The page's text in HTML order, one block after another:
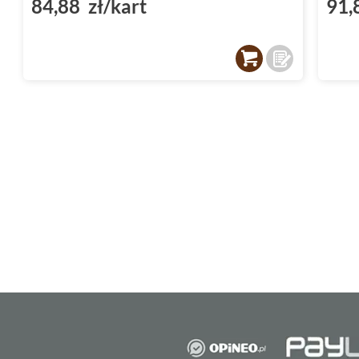
atmosferę luksusu.
Stegu kamień dekoracyjny -
łatwość obróbki kamienia dekoracyjnego
84,88 zł/kart